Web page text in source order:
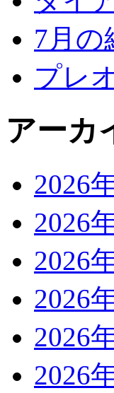
7月の
プレ
アーカ
2026
2026
2026
2026
2026
2026